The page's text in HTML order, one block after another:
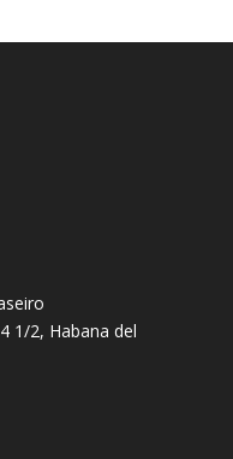
1/2, Habana del